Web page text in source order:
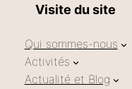
Visite du site
Qui sommes-nous
Activités
Actualité et Blog